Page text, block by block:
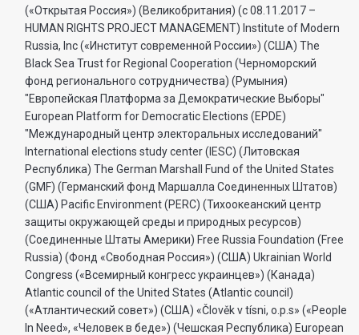
(«Открытая Россия») (Великобритания) (с 08.11.2017 –
HUMAN RIGHTS PROJECT MANAGEMENT) Institute of Modern
Russia, Inc («Институт современной России») (США) The
Black Sea Trust for Regional Cooperation (Черноморский
фонд регионального сотрудничества) (Румыния)
"Европейская Платформа за Демократические Выборы"
European Platform for Democratic Elections (EPDE)
"Международный центр электоральных исследований"
International elections study center (IESC) (Литовская
Республика) The German Marshall Fund of the United States
(GMF) (Германский фонд Маршалла Соединенных Штатов)
(США) Pacific Environment (PERC) (Тихоокеанский центр
защиты окружающей среды и природных ресурсов)
(Соединенные Штаты Америки) Free Russia Foundation (Free
Russia) (Фонд «Свободная Россия») (США) Ukrainian World
Congress («Всемирный конгресс украинцев») (Канада)
Atlantic council of the United States (Atlantic council)
(«Атлантический совет») (США) «Člověk v tísni, o.p.s» («People
In Need», «Человек в беде») (Чешская Республика) European